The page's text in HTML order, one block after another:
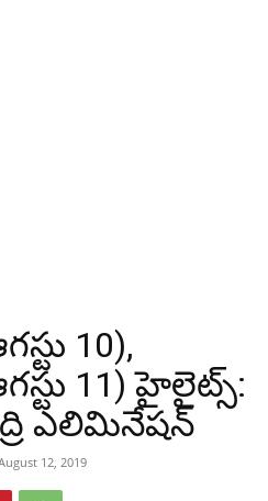
10),
11) హైలైట్స్:
ఎలిమినేషన్
12, 2019